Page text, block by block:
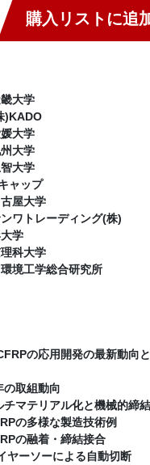
購入リストに追
大学
大学
大学
大学
ップ
屋大学
トレーディング(株)
学
科大学
工学総合研究所
の応用開発の最新動向
取組動向
マテリアル化と機械的締
の多様な製造技術例
の融着・締結接合
ーソーによる自動切断